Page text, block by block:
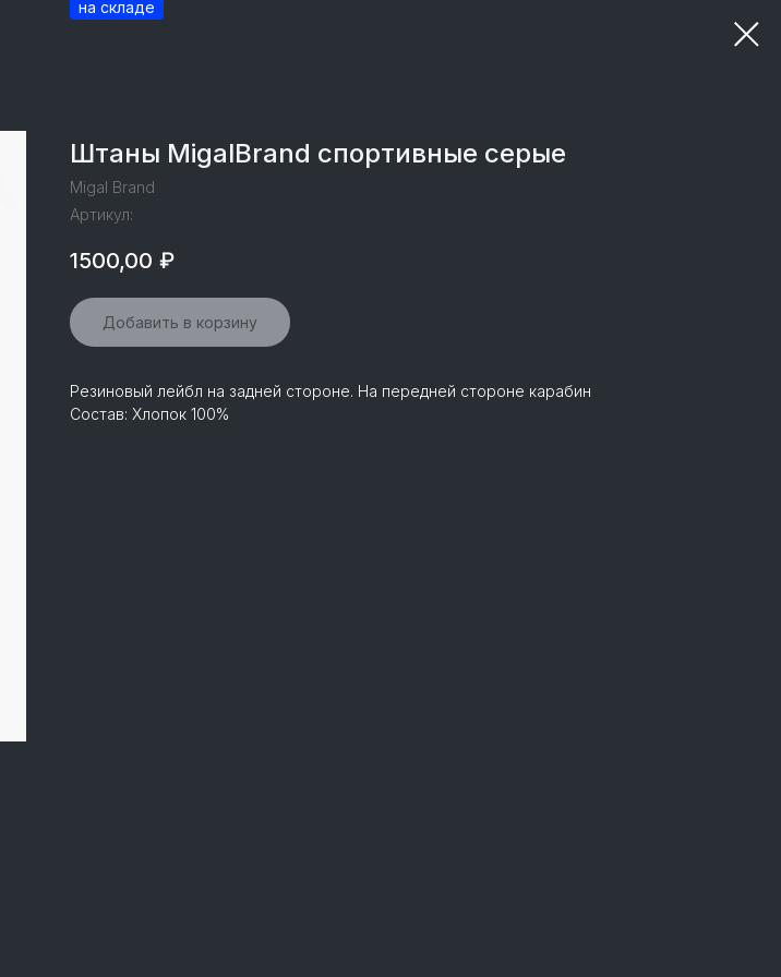
Штаны MigalBrand спортивные серые
Migal Brand
Артикул:
1500,00 ₽
Добавить в корзину
Резиновый лейбл на задней стороне. На передней стороне карабин
Состав: Хлопок 100%